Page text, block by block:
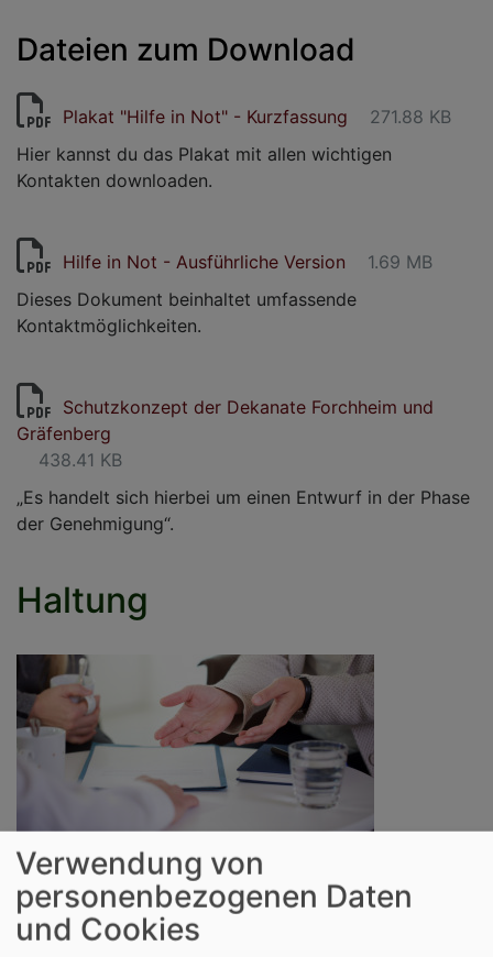
Dateien zum Download
Plakat "Hilfe in Not" - Kurzfassung
271.88 KB
Hier kannst du das Plakat mit allen wichtigen
Kontakten downloaden.
Hilfe in Not - Ausführliche Version
1.69 MB
Dieses Dokument beinhaltet umfassende
Kontaktmöglichkeiten.
Schutzkonzept der Dekanate Forchheim und
Gräfenberg
438.41 KB
„Es handelt sich hierbei um einen Entwurf in der Phase
der Genehmigung“.
Haltung
Christlicher Glaube und sexualisierte Gewalt sind
unvereinbar
Sexualisierte Gewalt – sexueller Missbrauch von
Kindern und Jugendlichen, sexuelle Belästigung und
Verwendung von
personenbezogenen Daten
und Cookies